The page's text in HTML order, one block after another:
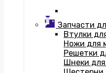
Запчасти
Втулки
Ножи для
Решетки
Шнеки